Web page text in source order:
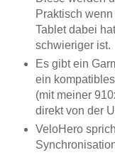
Praktisch
Tablet dabei
schwieriger ist.
Es gibt ein
ein
(mit meiner
direkt von der
VeloHero